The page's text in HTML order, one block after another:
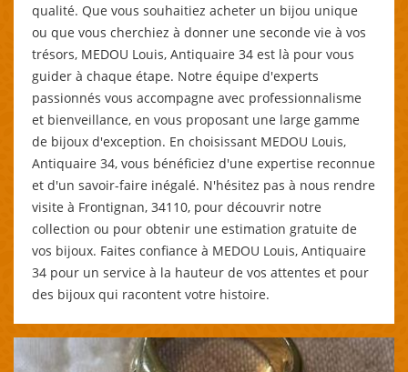
qualité. Que vous souhaitiez acheter un bijou unique
ou que vous cherchiez à donner une seconde vie à vos
trésors, MEDOU Louis, Antiquaire 34 est là pour vous
guider à chaque étape. Notre équipe d'experts
passionnés vous accompagne avec professionnalisme
et bienveillance, en vous proposant une large gamme
de bijoux d'exception. En choisissant MEDOU Louis,
Antiquaire 34, vous bénéficiez d'une expertise reconnue
et d'un savoir-faire inégalé. N'hésitez pas à nous rendre
visite à Frontignan, 34110, pour découvrir notre
collection ou pour obtenir une estimation gratuite de
vos bijoux. Faites confiance à MEDOU Louis, Antiquaire
34 pour un service à la hauteur de vos attentes et pour
des bijoux qui racontent votre histoire.